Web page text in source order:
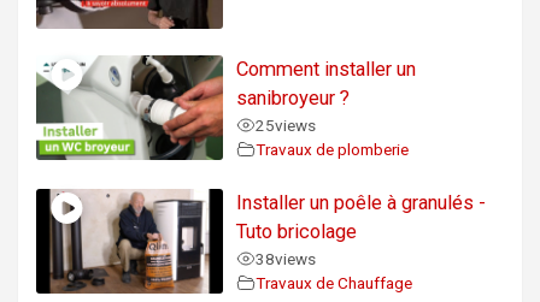
Comment installer un
sanibroyeur ?
25views
Travaux de plomberie
Installer un poêle à granulés -
Tuto bricolage
38views
Travaux de Chauffage